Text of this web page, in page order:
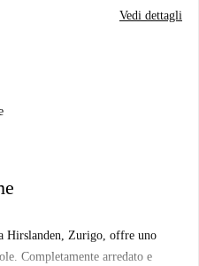
Vedi dettagli
Hirslanden, Zurigo, offre uno
Completamente arredato e